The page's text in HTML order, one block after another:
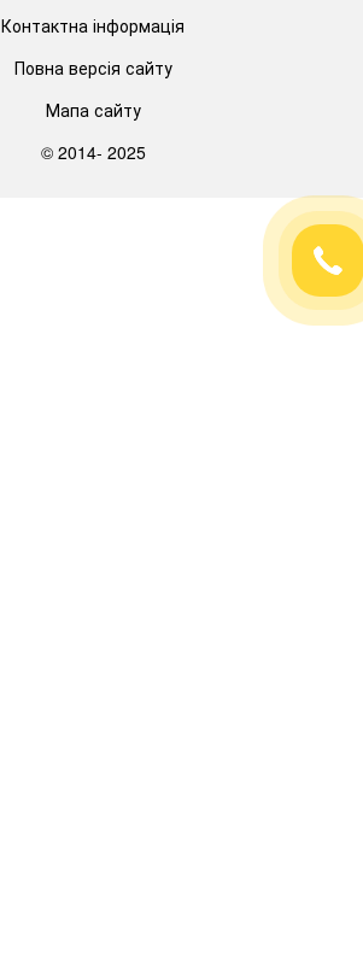
Контактна інформація
Повна версія сайту
Мапа сайту
© 2014- 2025